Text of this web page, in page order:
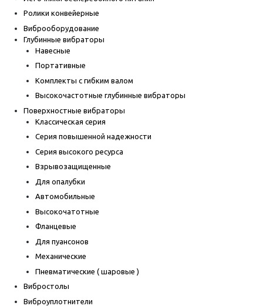
Ролики конвейерные
Виброоборудование
Глубинные вибраторы
Навесные
Портативные
Комплекты с гибким валом
Высокочастотные глубинные вибраторы
Поверхностные вибраторы
Классическая серия
Серия повышенной надежности
Серия высокого ресурса
Взрывозащищенные
Для опалубки
Автомобильные
Высокочатотные
Фланцевые
Для пуансонов
Механические
Пневматические ( шаровые )
Вибростолы
Виброуплотнители